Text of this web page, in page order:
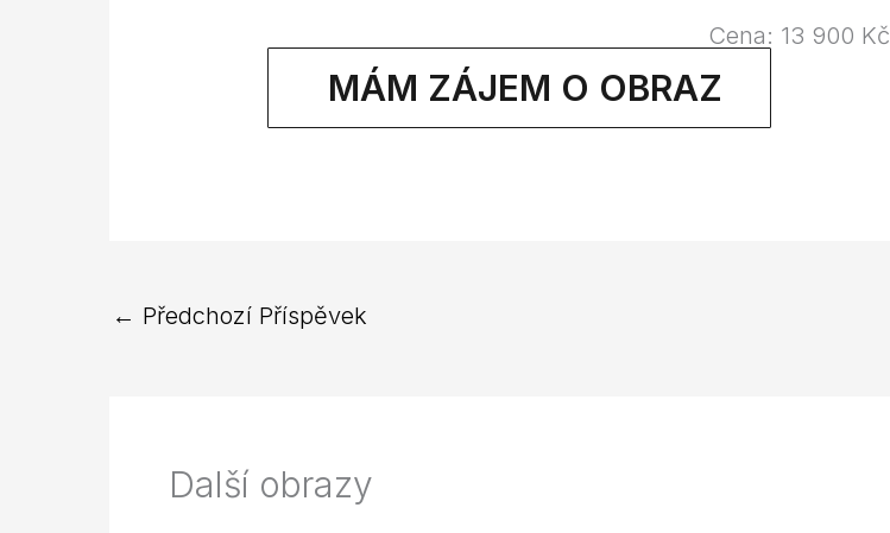
Cena: 13 900 Kč
MÁM ZÁJEM O OBRAZ
← Předchozí Příspěvek
Další obrazy